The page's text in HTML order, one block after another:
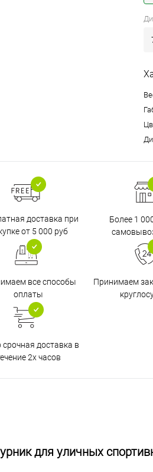
доставка при
от 5 000 руб
Более 1
все способы
оплаты
Принимаем
срочная доставка в
2х часов
для уличных